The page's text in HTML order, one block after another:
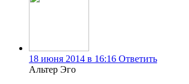
18 июня 2014 в 16:16 Ответить
Альтер Эго